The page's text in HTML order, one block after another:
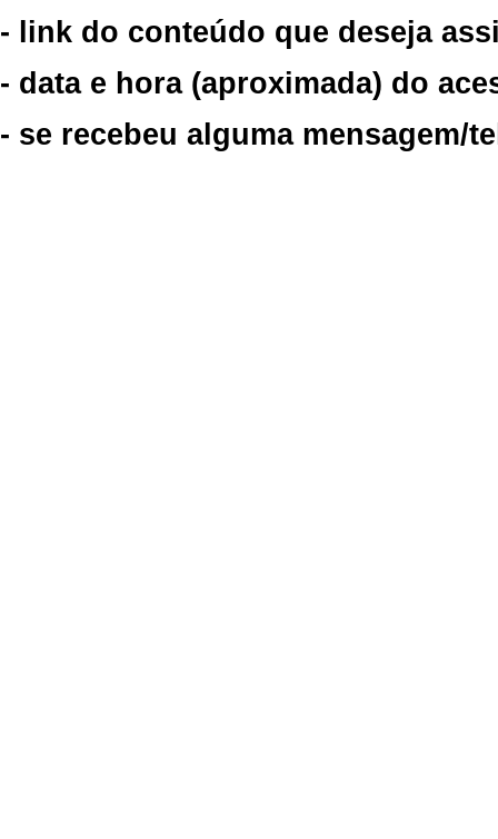
- link do conteúdo que deseja
- data e hora (aproximada) do
- se recebeu alguma mensagem/